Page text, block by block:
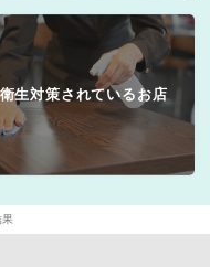
衛生対策されているお店